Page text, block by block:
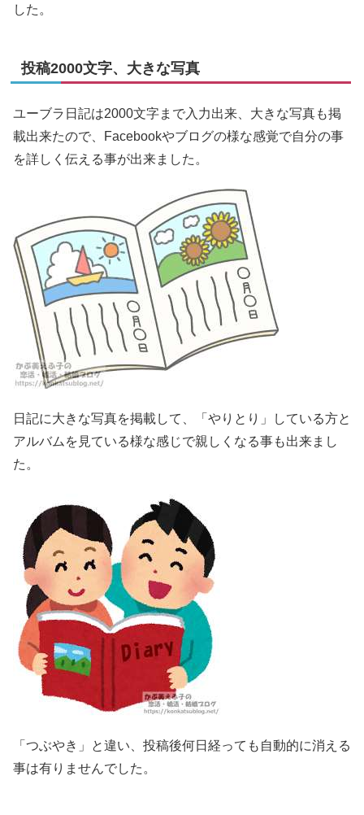
した。
投稿2000文字、大きな写真
ユーブラ日記は2000文字まで入力出来、大きな写真も掲
載出来たので、Facebookやブログの様な感覚で自分の事
を詳しく伝える事が出来ました。
日記に大きな写真を掲載して、「やりとり」している方と
アルバムを見ている様な感じで親しくなる事も出来まし
た。
「つぶやき」と違い、投稿後何日経っても自動的に消える
事は有りませんでした。